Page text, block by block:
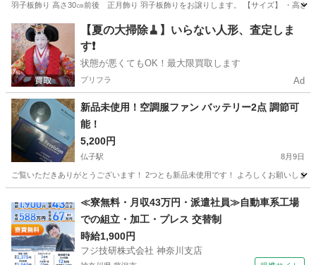
羽子板飾り 高さ30㎝前後 正月飾り 羽子板飾りをお譲りします。 【サイズ】 ・高さ
埼玉 さいたま市 南浦和駅 その他 羽子板
【夏の大掃除🧹】いらない人形、査定しま
す❗️
状態が悪くてもOK！最大限買取します
プリフラ Ad
新品未使用！空調服ファン バッテリー2点 調節可
能！
5,200円
仏子駅 8月9日
ご覧いただきありがとうございます！ 2つとも新品未使用です！ よろしくお願いします
仏子駅 その他
≪寮無料・月収43万円・派遣社員≫自動車系工場
での組立・加工・プレス 交替制
時給1,900円
フジ技研株式会社 神奈川支店